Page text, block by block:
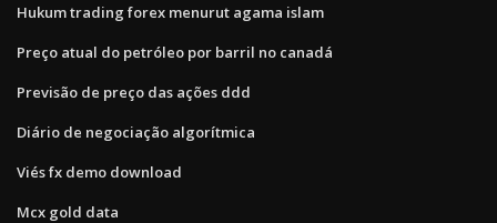
Hukum trading forex menurut agama islam
Preço atual do petróleo por barril no canadá
Previsão de preço das ações ddd
Diário de negociação algorítmica
Viés fx demo download
Mcx gold data